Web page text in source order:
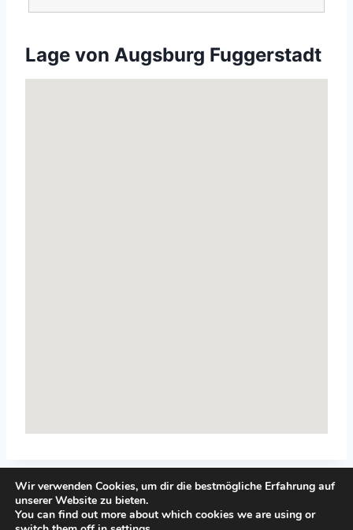
Lage von Augsburg Fuggerstadt
Wir verwenden Cookies, um dir die bestmögliche Erfahrung auf
unserer Website zu bieten.
You can find out more about which cookies we are using or